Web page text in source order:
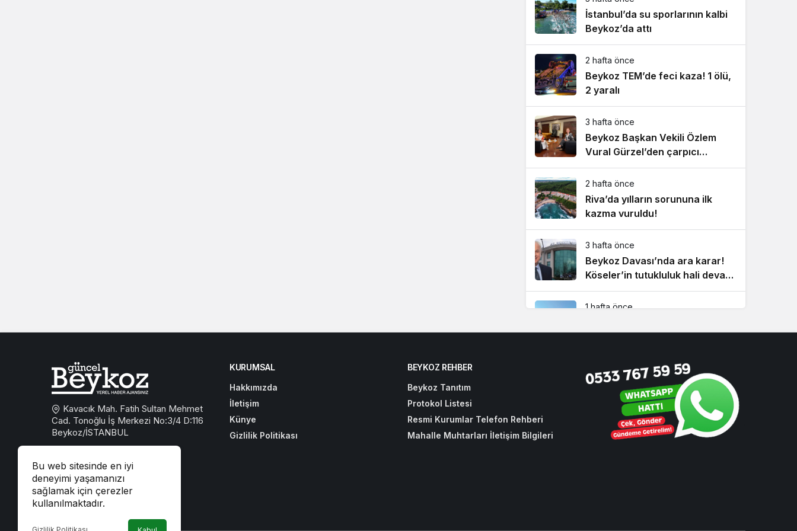
İstanbul’da su sporlarının kalbi
Beykoz’da attı
2 hafta önce
Beykoz TEM’de feci kaza! 1 ölü,
2 yaralı
3 hafta önce
Beykoz Başkan Vekili Özlem
Vural Gürzel’den çarpıcı
açıklamalar!
2 hafta önce
Riva’da yılların sorununa ilk
kazma vuruldu!
3 hafta önce
Beykoz Davası’nda ara karar!
Köseler’in tutukluluk hali devam
ediyor!
1 hafta önce
1 ay önce
CHP sıraları boş kaldı! Cumhur
İttifakı Beykoz’da hizmeti
aksattırmadı
Bu web sitesinde en iyi
deneyimi yaşamanızı
sağlamak için çerezler
kullanılmaktadır.
Kavacık Mah. Fatih Sultan Mehmet
Cad. Tonoğlu İş Merkezi No:3/4 D:116
Beykoz/İSTANBUL
beykozguncel@gmail.com
iletisim@beykozguncel.com
KURUMSAL
Hakkımızda
İletişim
Künye
Gizlilik Politikası
BEYKOZ REHBER
Beykoz Tanıtım
Protokol Listesi
Resmi Kurumlar Telefon Rehberi
Mahalle Muhtarları İletişim Bilgileri